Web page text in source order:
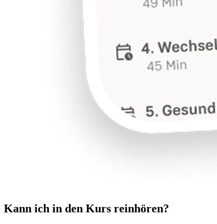
Kann ich in den Kurs reinhören?